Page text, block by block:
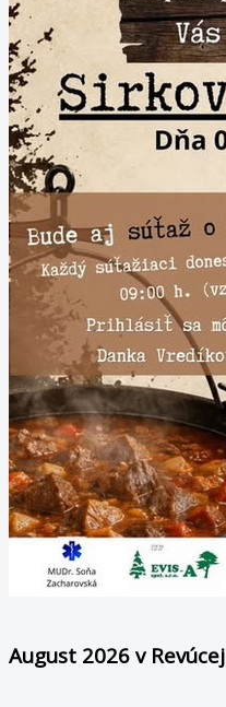
August 2026 v Revúcej